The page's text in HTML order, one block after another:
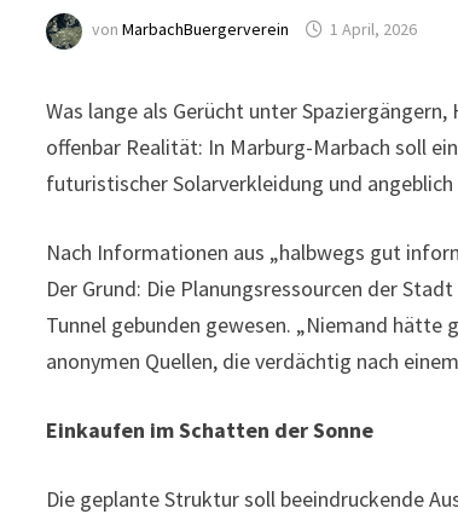
vonMarbachBuergerverein 1 April, 2026
Was lange als Gerücht unter
offenbar Realität: In Marburg-Marbach soll
futuristischer Solarverkleidung und
Nach Informationen aus „halbwegs gut
Der Grund: Die Planungsressourcen der
Tunnel gebunden gewesen. „Niemand hätte
anonymen Quellen, die verdächtig nach
Einkaufen im Schatten der Sonne
Die geplante Struktur soll beeindruckende